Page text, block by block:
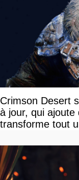
Crimson Desert
à jour, qui
transforme tout